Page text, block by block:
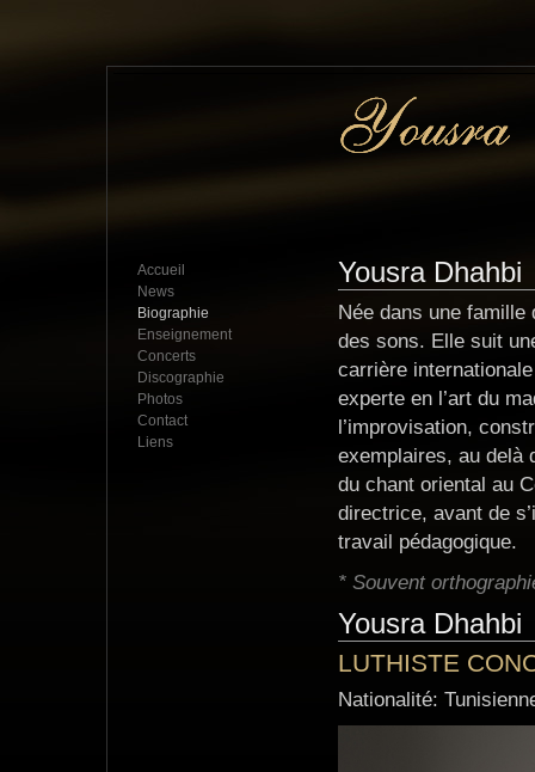
Accueil
News
Biographie
Enseignement
Concerts
Discographie
Photos
Contact
Liens
Yousra
Née dans une famille
des sons. Elle suit
carrière
experte en l’art du
l’improvisation,
exemplaires, au delà
du chant oriental au
directrice, avant de
travail pédagogique.
* Souvent
Yousra Dhahbi
LUTHISTE
Nationalité: